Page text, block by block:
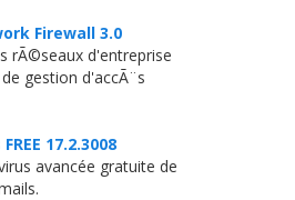
Firewall 3.0
rÃ©seaux d'entreprise
gestion d'accÃ¨s
17.2.3008
avancée gratuite de